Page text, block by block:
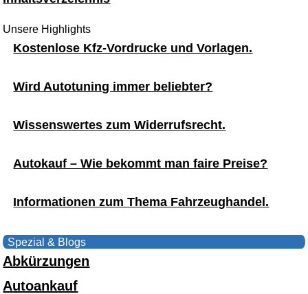
Unsere Highlights
Kostenlose Kfz-Vordrucke und Vorlagen.
Wird Autotuning immer beliebter?
Wissenswertes zum Widerrufsrecht.
Autokauf – Wie bekommt man faire Preise?
Informationen zum Thema Fahrzeughandel.
Spezial & Blogs
Abkürzungen
Autoankauf